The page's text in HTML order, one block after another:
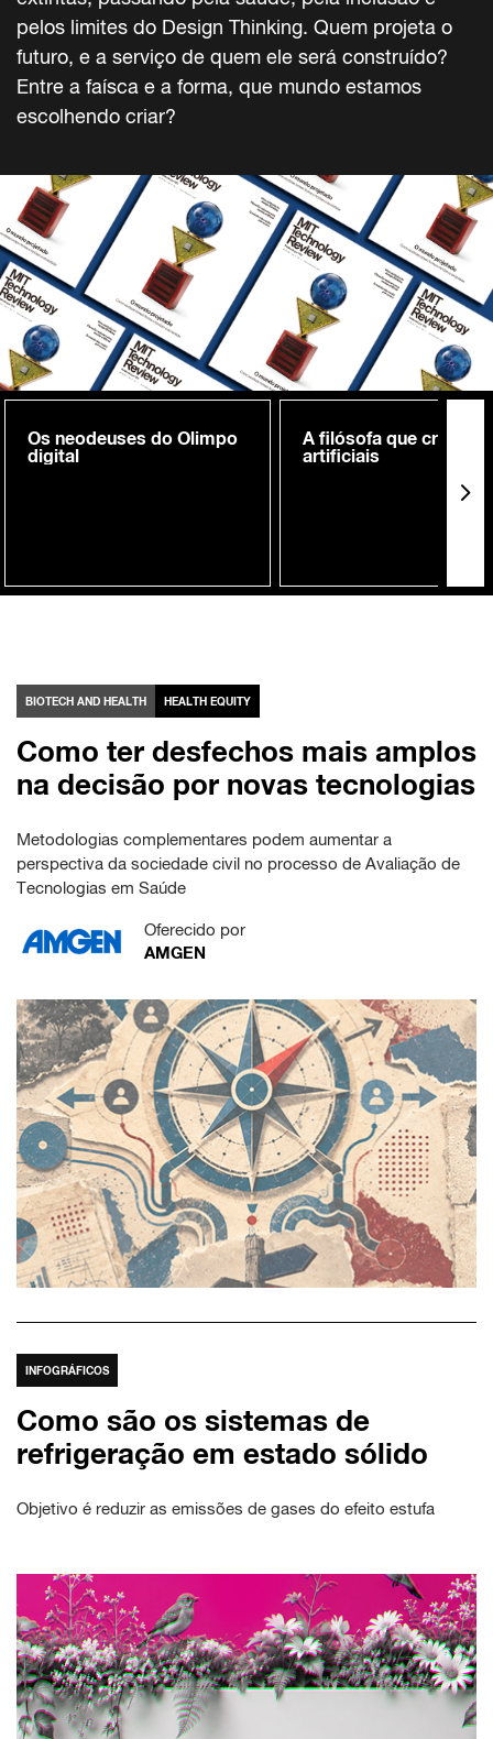
pelos limites do Design Thinking. Quem projeta o
futuro, e a serviço de quem ele será construído?
Entre a faísca e a forma, que mundo estamos
escolhendo criar?
Os neodeuses do Olimpo
digital
A filósofa que cria
artificiais
BIOTECH AND HEALTH HEALTH EQUITY
Como ter desfechos mais amplos
na decisão por novas tecnologias
Metodologias complementares podem aumentar a
perspectiva da sociedade civil no processo de Avaliação de
Tecnologias em Saúde
Oferecido por
AMGEN
INFOGRÁFICOS
Como são os sistemas de
refrigeração em estado sólido
Objetivo é reduzir as emissões de gases do efeito estufa